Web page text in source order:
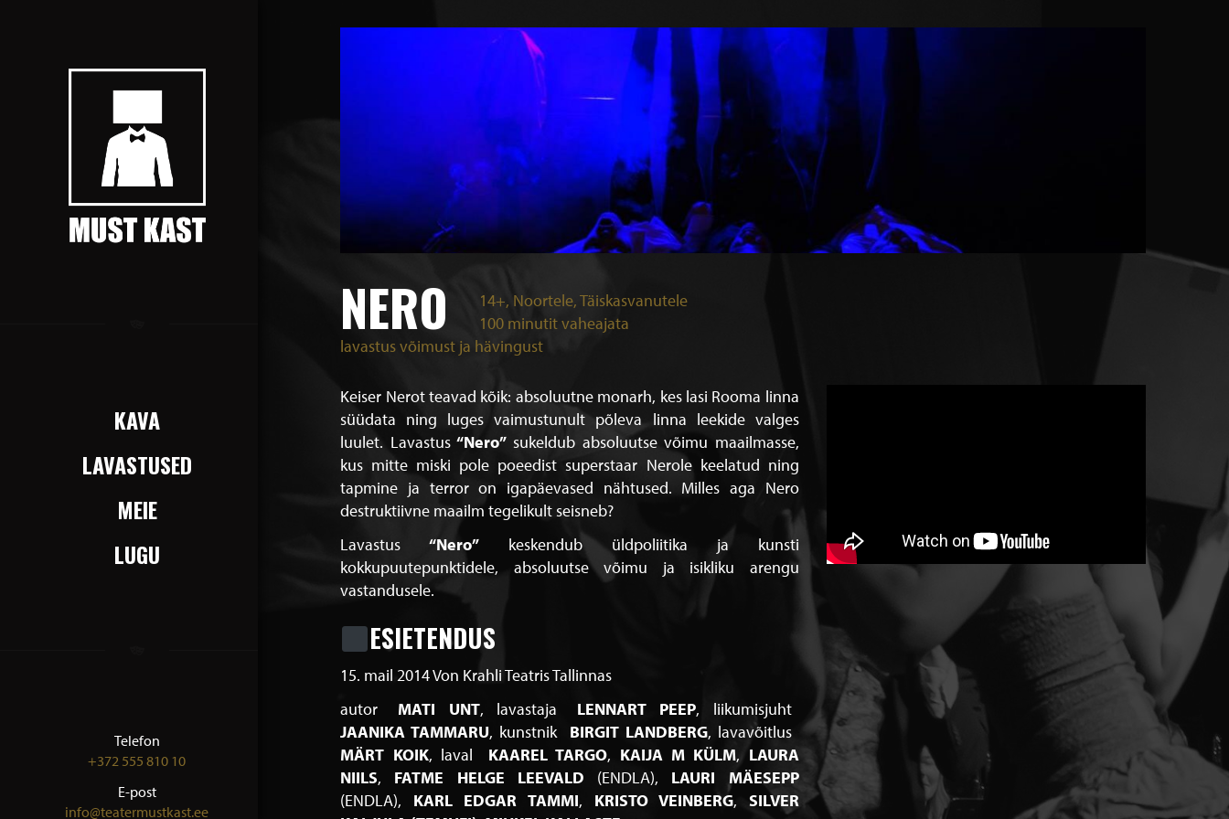
KAVA
LAVASTUSED
MEIE
LUGU
Telefon
+372 555 810 10
E-post
info@teatermustkast.ee
NERO
14+, Noortele, Täiskasvanutele
100 minutit vaheajata
lavastus võimust ja hävingust
Keiser Nerot teavad kõik: absoluutne monarh, kes lasi Rooma linna
süüdata ning luges vaimustunult põleva linna leekide valges
luulet. Lavastus“Nero” sukeldub absoluutse võimu maailmasse,
kus mitte miski pole poeedist superstaar Nerole keelatud ning
tapmine ja terror on igapäevased nähtused. Milles aga Nero
destruktiivne maailm tegelikult seisneb?
Lavastus “Nero” keskendub üldpoliitika ja kunsti
kokkupuutepunktidele, absoluutse võimu ja isikliku arengu
vastandusele.
ESIETENDUS
15. mail 2014 Von Krahli Teatris Tallinnas
autor
MATI UNT lavastaja LENNART PEEP
liikumisjuht
JAANIKA TAMMARU kunstnik BIRGIT LANDBERG lavavõitlus
MÄRT KOIK
laval KAAREL TARGO KAIJA M KÜLM
LAURA
NIILS
FATME HELGE LEEVALD (ENDLA)
LAURI MÄESEPP
(ENDLA)
KARL EDGAR TAMMI KRISTO VEINBERG
SILVER